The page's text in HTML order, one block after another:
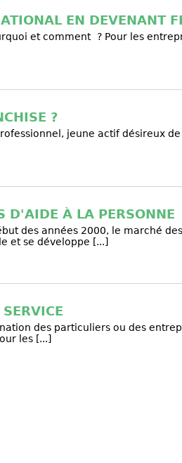
EN DEVENANT
et comment ? Pour les
?
jeune actif désireux
D'AIDE À LA PERSONNE
des années 2000, le marché
et se développe [...]
des particuliers ou des
les [...]